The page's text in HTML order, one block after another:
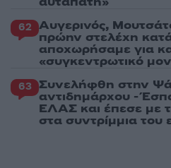
62 Αυγερινός,
πρώην στελέχη
αποχωρήσαμε για
«συγκεντρωτικό
63 Συνελήφθη στην
αντιδημάρχου -
ΕΛΑΣ και έπεσε με
στα συντρίμμια του